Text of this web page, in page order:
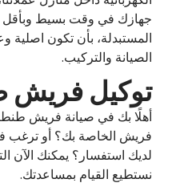
جهازك في وقت بسيط وبأقل
المستبدلة، بأن تكون
الصيانة والتركيب.
توكيل فريش
أهلًا بك في صيانة فريش
فريش الخاصة بك؟ أو ترغب
لديك استفسار؟ يمكنك الآن
نستطيع القيام بمساعدتك.